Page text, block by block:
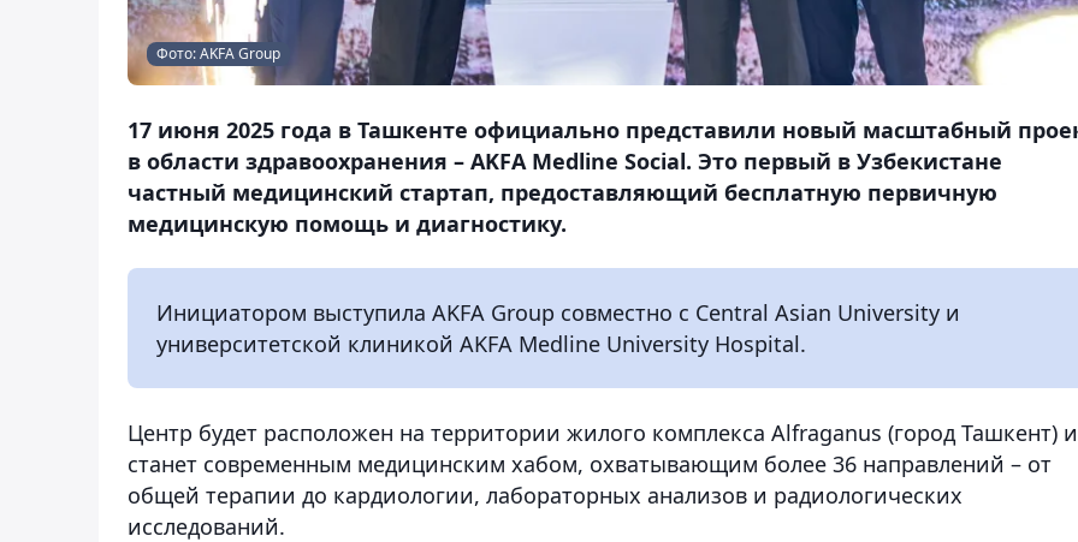
Фото: AKFA Group
17 июня 2025 года в Ташкенте официально представили новый масштабный
в области здравоохранения – AKFA Medline Social. Это первый в Узбекистане
частный медицинский стартап, предоставляющий бесплатную первичную
медицинскую помощь и диагностику.
Инициатором выступила AKFA Group совместно с Central Asian University и
университетской клиникой AKFA Medline University Hospital.
Центр будет расположен на территории жилого комплекса Alfraganus (город Ташкент) и
станет современным медицинским хабом, охватывающим более 36 направлений – от
общей терапии до кардиологии, лабораторных анализов и радиологических
исследований.